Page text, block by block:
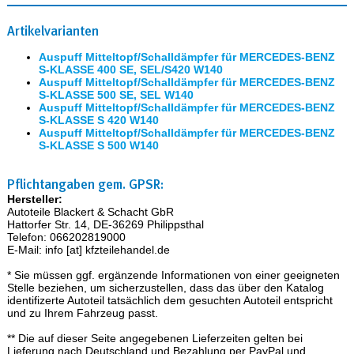
Artikelvarianten
Auspuff Mitteltopf/Schalldämpfer für MERCEDES-BENZ
S-KLASSE 400 SE, SEL/S420 W140
Auspuff Mitteltopf/Schalldämpfer für MERCEDES-BENZ
S-KLASSE 500 SE, SEL W140
Auspuff Mitteltopf/Schalldämpfer für MERCEDES-BENZ
S-KLASSE S 420 W140
Auspuff Mitteltopf/Schalldämpfer für MERCEDES-BENZ
S-KLASSE S 500 W140
Pflichtangaben gem. GPSR:
Hersteller:
Autoteile Blackert & Schacht GbR
Hattorfer Str. 14, DE-36269 Philippsthal
Telefon: 066202819000
E-Mail: info [at] kfzteilehandel.de
* Sie müssen ggf. ergänzende Informationen von einer geeigneten
Stelle beziehen, um sicherzustellen, dass das über den Katalog
identifizerte Autoteil tatsächlich dem gesuchten Autoteil entspricht
und zu Ihrem Fahrzeug passt.
** Die auf dieser Seite angegebenen Lieferzeiten gelten bei
Lieferung nach Deutschland und Bezahlung per PayPal und